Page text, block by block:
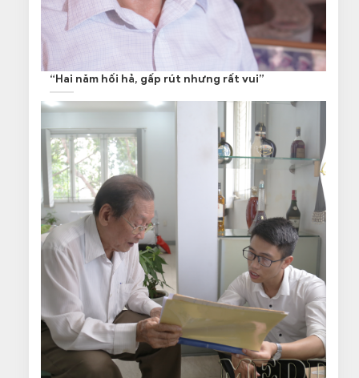
“Hai năm hối hả, gấp rút nhưng rất vui”